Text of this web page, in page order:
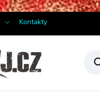
Kontakty